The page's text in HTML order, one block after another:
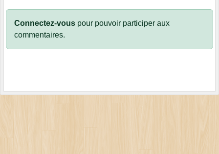
Connectez-vous pour pouvoir participer aux
commentaires.